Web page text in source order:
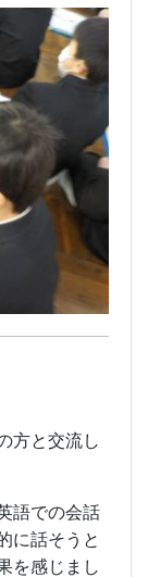
方と交流し
語での会話
に話そうと
を感じまし